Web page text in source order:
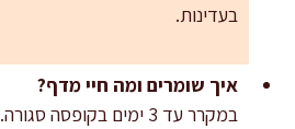
בעדינות.
איך שומרים ומה חיי מדף?